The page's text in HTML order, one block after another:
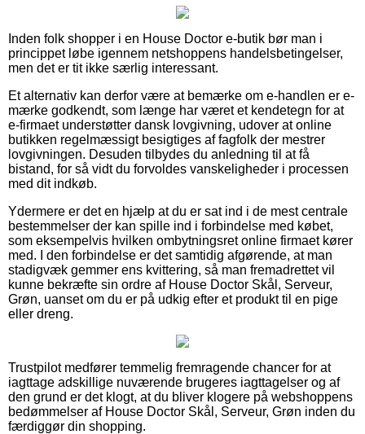
Inden folk shopper i en House Doctor e-butik bør man i
princippet løbe igennem netshoppens handelsbetingelser,
men det er tit ikke særlig interessant.
Et alternativ kan derfor være at bemærke om e-handlen er e-
mærke godkendt, som længe har været et kendetegn for at
e-firmaet understøtter dansk lovgivning, udover at online
butikken regelmæssigt besigtiges af fagfolk der mestrer
lovgivningen. Desuden tilbydes du anledning til at få
bistand, for så vidt du forvoldes vanskeligheder i processen
med dit indkøb.
Ydermere er det en hjælp at du er sat ind i de mest centrale
bestemmelser der kan spille ind i forbindelse med købet,
som eksempelvis hvilken ombytningsret online firmaet kører
med. I den forbindelse er det samtidig afgørende, at man
stadigvæk gemmer ens kvittering, så man fremadrettet vil
kunne bekræfte sin ordre af House Doctor Skål, Serveur,
Grøn, uanset om du er på udkig efter et produkt til en pige
eller dreng.
Trustpilot medfører temmelig fremragende chancer for at
iagttage adskillige nuværende brugeres iagttagelser og af
den grund er det klogt, at du bliver klogere på webshoppens
bedømmelser af House Doctor Skål, Serveur, Grøn inden du
færdiggør din shopping.